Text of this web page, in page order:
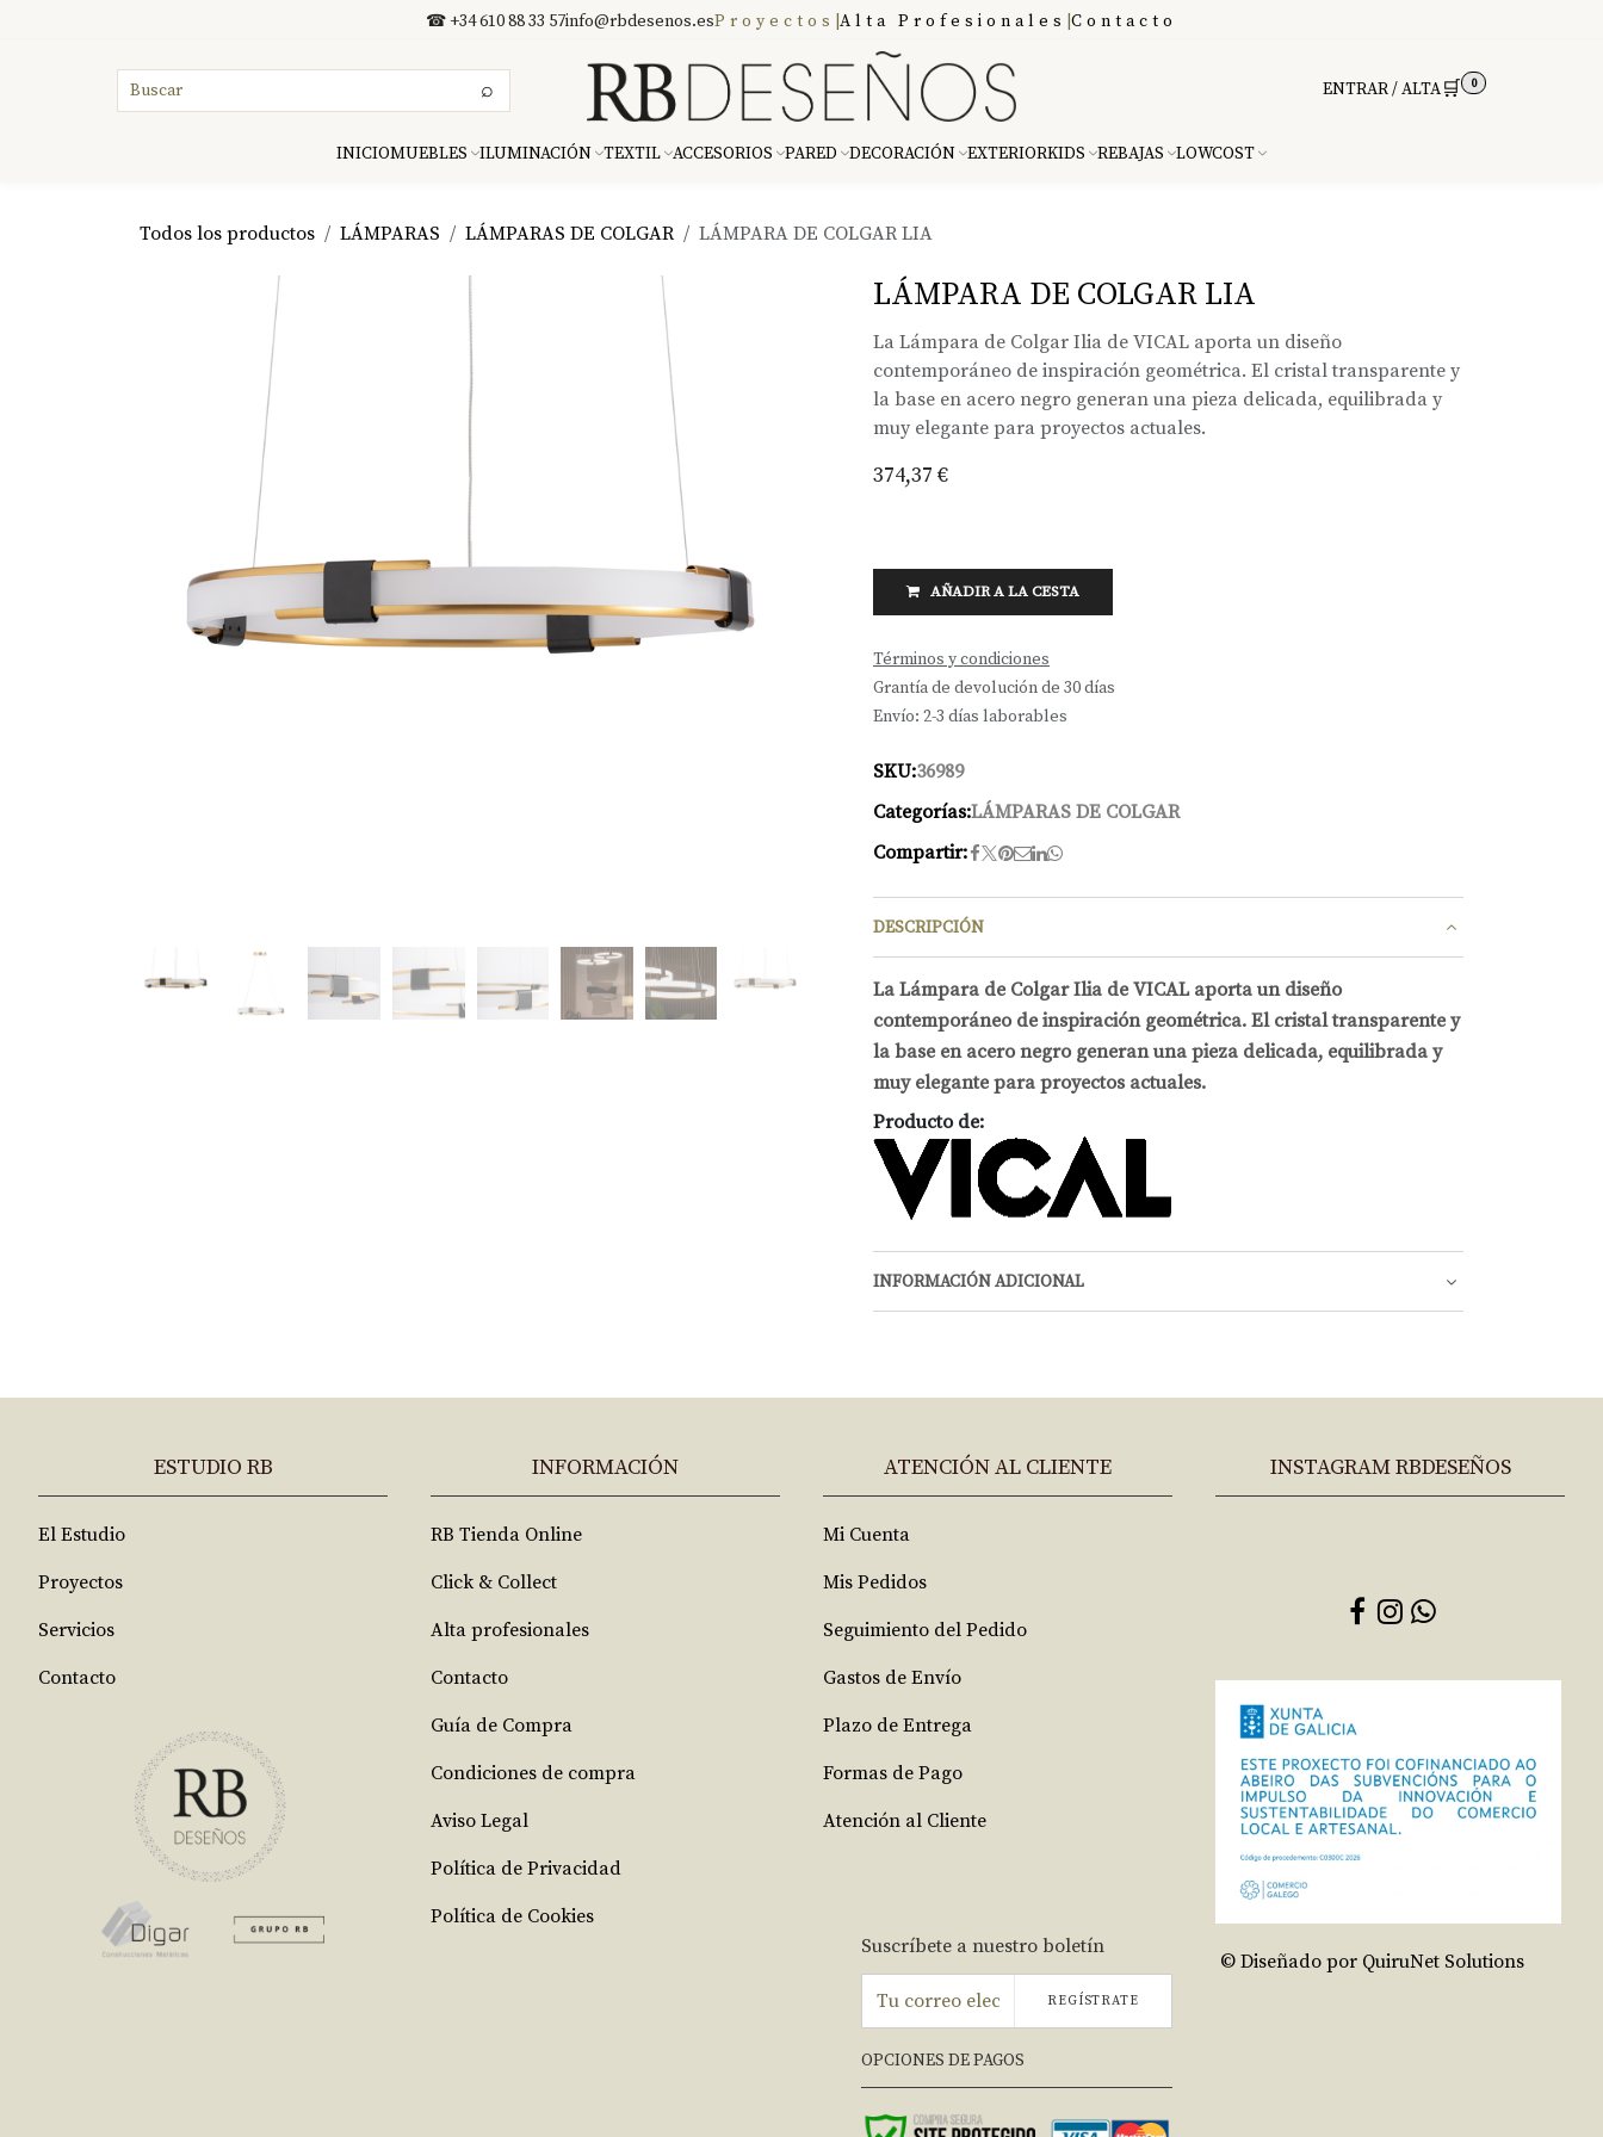
☎ +34 610 88 33 57info@rbdesenos.esProyectos Alta Profesionales Contacto
⌕ ENTRAR / ALTA🛒 0
INICIOMUEBLES ILUMINACIÓN TEXTIL ACCESORIOS PARED DECORACIÓN EXTERIORKIDS REBAJAS LOWCOST
Todos los productos LÁMPARAS LÁMPARAS DE COLGAR LÁMPARA DE COLGAR LIA
LÁMPARA DE COLGAR LIA
La Lámpara de Colgar Ilia de VICAL aporta un diseño
contemporáneo de inspiración geométrica. El cristal transparente y
la base en acero negro generan una pieza delicada, equilibrada y
muy elegante para proyectos actuales.
374,37 €
AÑADIR A LA CESTA
Términos y condiciones
Grantía de devolución de 30 días
Envío: 2-3 días laborables
SKU:36989
Categorías:LÁMPARAS DE COLGAR
Compartir:
DESCRIPCIÓN
La Lámpara de Colgar Ilia de VICAL aporta un diseño
contemporáneo de inspiración geométrica. El cristal transparente y
la base en acero negro generan una pieza delicada, equilibrada y
muy elegante para proyectos actuales.
Producto de:
INFORMACIÓN ADICIONAL
ESTUDIO RB
El Estudio
Proyectos
Servicios
Contacto
INFORMACIÓN
RB Tienda Online
Click & Collect
Alta profesionales
Contacto
Guía de Compra
Condiciones de compra
Aviso Legal
Política de Privacidad
Política de Cookies
ATENCIÓN AL CLIENTE
Mi Cuenta
Mis Pedidos
Seguimiento del Pedido
Gastos de Envío
Plazo de Entrega
Formas de Pago
Atención al Cliente
Suscríbete a nuestro boletín
REGÍSTRATE
OPCIONES DE PAGOS
INSTAGRAM RBDESEÑOS
© Diseñado por QuiruNet Solutions